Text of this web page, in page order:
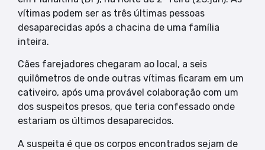
vítimas podem ser as três últimas pessoas
desaparecidas após a chacina de uma família
inteira.
Cães farejadores chegaram ao local, a seis
quilômetros de onde outras vítimas ficaram em um
cativeiro, após uma provável colaboração com um
dos suspeitos presos, que teria confessado onde
estariam os últimos desaparecidos.
A suspeita é que os corpos encontrados sejam de